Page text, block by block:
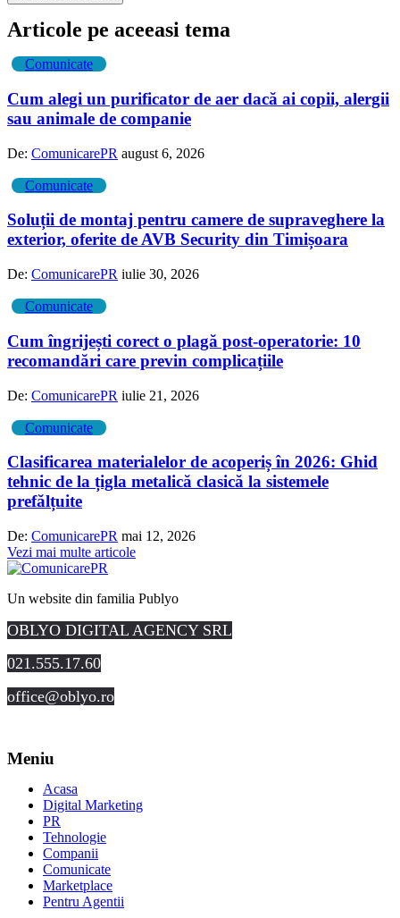
Articole pe aceeasi tema
Comunicate
Cum alegi un purificator de aer dacă ai copii, alergii
sau animale de companie
De: ComunicarePR august 6, 2026
Comunicate
Soluții de montaj pentru camere de supraveghere la
exterior, oferite de AVB Security din Timișoara
De: ComunicarePR iulie 30, 2026
Comunicate
Cum îngrijești corect o plagă post-operatorie: 10
recomandări care previn complicațiile
De: ComunicarePR iulie 21, 2026
Comunicate
Clasificarea materialelor de acoperiș în 2026: Ghid
tehnic de la țigla metalică clasică la sistemele
prefălțuite
De: ComunicarePR mai 12, 2026
Vezi mai multe articole
Un website din familia Publyo
OBLYO DIGITAL AGENCY SRL
021.555.17.60
office@oblyo.ro
Meniu
Acasa
Digital Marketing
PR
Tehnologie
Companii
Comunicate
Marketplace
Pentru Agentii